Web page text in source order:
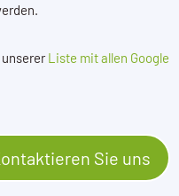
Liste mit allen Google
Sie uns